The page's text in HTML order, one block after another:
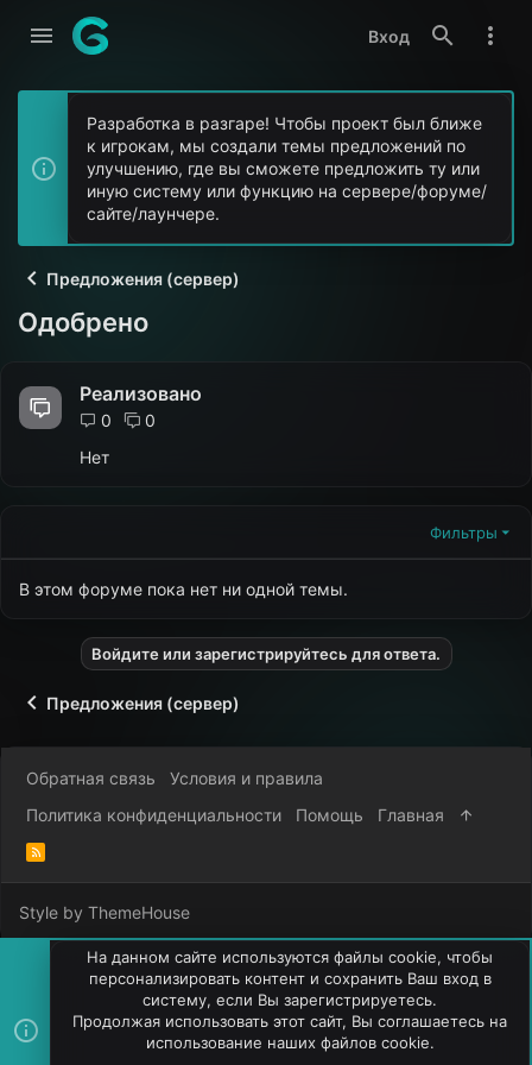
Вход
Разработка в разгаре! Чтобы проект был ближе
к игрокам, мы создали темы предложений по
улучшению, где вы сможете предложить ту или
иную систему или функцию на сервере/форуме/
сайте/лаунчере.
Предложения (сервер)
Одобрено
Реализовано
0
0
Нет
Фильтры
В этом форуме пока нет ни одной темы.
Войдите или зарегистрируйтесь для ответа.
Предложения (сервер)
Обратная связь
Условия и правила
Политика конфиденциальности
Помощь Главная
Style by ThemeHouse
На данном сайте используются файлы cookie, чтобы
персонализировать контент и сохранить Ваш вход в
систему, если Вы зарегистрируетесь.
Продолжая использовать этот сайт, Вы соглашаетесь на
использование наших файлов cookie.